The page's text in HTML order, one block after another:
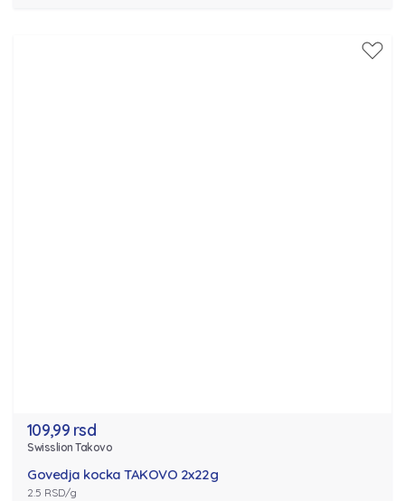
109,99 rsd
Swisslion Takovo
Govedja kocka TAKOVO 2x22g
2.5 RSD/g